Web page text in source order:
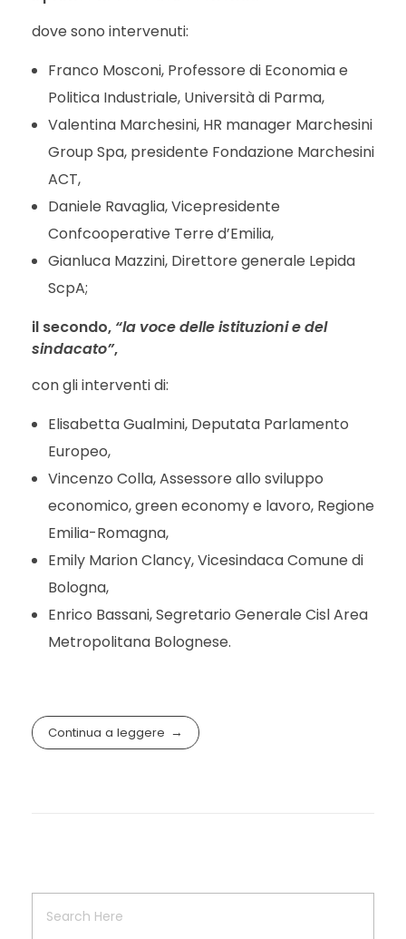
dove sono intervenuti:
Franco Mosconi, Professore di Economia e
Politica Industriale, Università di Parma,
Valentina Marchesini, HR manager Marchesini
Group Spa, presidente Fondazione Marchesini
ACT,
Daniele Ravaglia, Vicepresidente
Confcooperative Terre d’Emilia,
Gianluca Mazzini, Direttore generale Lepida
ScpA;
il secondo, “la voce delle istituzioni e del
sindacato”,
con gli interventi di:
Elisabetta Gualmini, Deputata Parlamento
Europeo,
Vincenzo Colla, Assessore allo sviluppo
economico, green economy e lavoro, Regione
Emilia-Romagna,
Emily Marion Clancy, Vicesindaca Comune di
Bologna,
Enrico Bassani, Segretario Generale Cisl Area
Metropolitana Bolognese.
Continua a leggere